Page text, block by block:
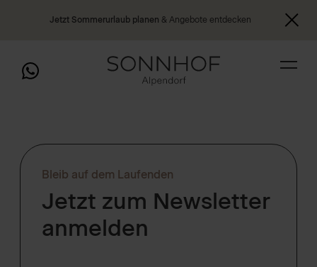
Jetzt Sommerurlaub planen & Angebote entdecken
Bleib auf dem Laufenden
Jetzt zum Newsletter
anmelden